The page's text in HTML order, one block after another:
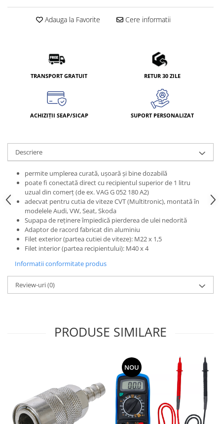
Adauga la Favorite Cere informatii
TRANSPORT GRATUIT RETUR 30 ZILE
ACHIZIȚII SEAP/SICAP SUPORT PERSONALIZAT
Descriere
permite umplerea curată, uşoară şi bine dozabilă
poate fi conectată direct cu recipientul superior de 1 litru
uzual din comerţ (de ex. VAG G 052 180 A2)
adecvat pentru cutia de viteze CVT (Multitronic), montată în
modelele Audi, VW, Seat, Skoda
Supapa de reţinere împiedică pierderea de ulei nedorită
Adaptor de racord fabricat din aluminiu
Filet exterior (partea cutiei de viteze): M22 x 1,5
Filet interior (partea recipientului): M40 x 4
Informatii conformitate produs
Review-uri(0)
PRODUSE SIMILARE
NOU